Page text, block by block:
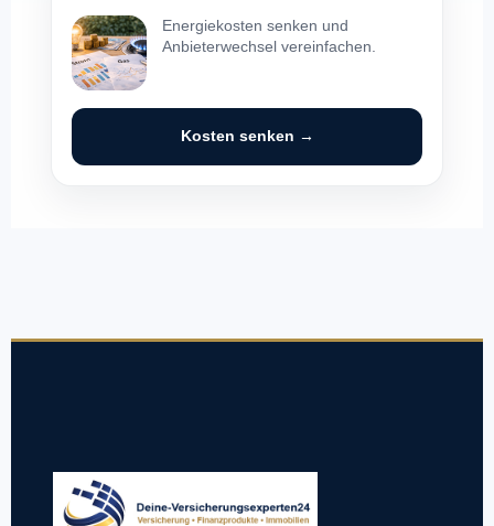
Energiekosten senken und
Anbieterwechsel vereinfachen.
Kosten senken →